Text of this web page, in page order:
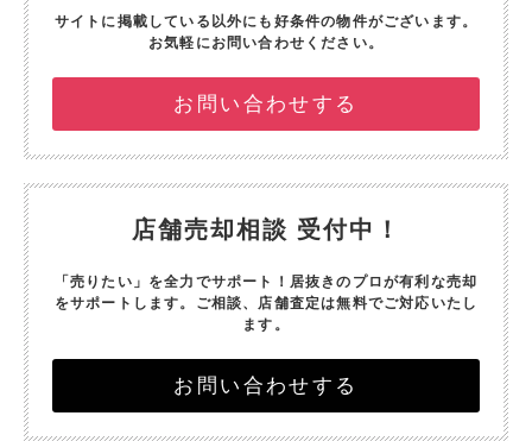
サイトに掲載している以外にも好条件の物件がございます。
お気軽にお問い合わせください。
お問い合わせする
店舗売却相談 受付中！
「売りたい」を全力でサポート！ 居抜きのプロが有利な売却
をサポートします。 ご相談、店舗査定は無料でご対応いたし
ます。
お問い合わせする